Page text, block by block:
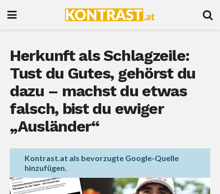
Herkunft als Schlagzeile:
Tust du Gutes, gehörst du
dazu – machst du etwas
falsch, bist du ewiger
„Ausländer“
Kontrast.at als bevorzugte Google-Quelle
hinzufügen.